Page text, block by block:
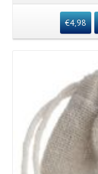
€4,98